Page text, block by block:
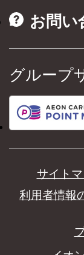
お問い
グループ
サイト
利用者情報